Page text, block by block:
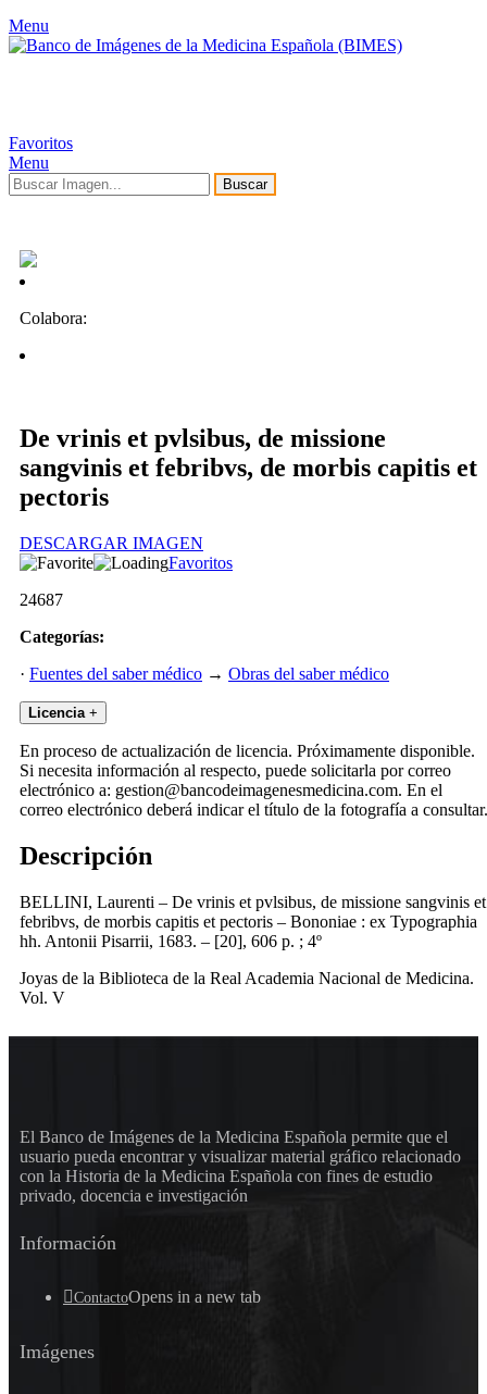
Menu
Favoritos
Menu
Buscar
Colabora:
De vrinis et pvlsibus, de missione
sangvinis et febribvs, de morbis capitis et
pectoris
DESCARGAR IMAGEN
Favoritos
24687
Categorías:
· Fuentes del saber médico → Obras del saber médico
Licencia +
En proceso de actualización de licencia. Próximamente disponible.
Si necesita información al respecto, puede solicitarla por correo
electrónico a: gestion@bancodeimagenesmedicina.com. En el
correo electrónico deberá indicar el título de la fotografía a consultar.
Descripción
BELLINI, Laurenti – De vrinis et pvlsibus, de missione sangvinis et
febribvs, de morbis capitis et pectoris – Bononiae : ex Typographia
hh. Antonii Pisarrii, 1683. – [20], 606 p. ; 4º
Joyas de la Biblioteca de la Real Academia Nacional de Medicina.
Vol. V
El Banco de Imágenes de la Medicina Española permite que el
usuario pueda encontrar y visualizar material gráfico relacionado
con la Historia de la Medicina Española con fines de estudio
privado, docencia e investigación
Información
ContactoOpens in a new tab
Imágenes